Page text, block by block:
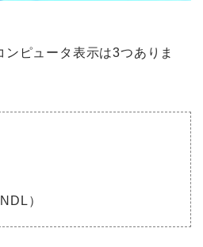
ピュータ表示は3つありま
）